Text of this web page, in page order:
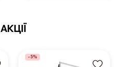
АКЦІЇ
-5%